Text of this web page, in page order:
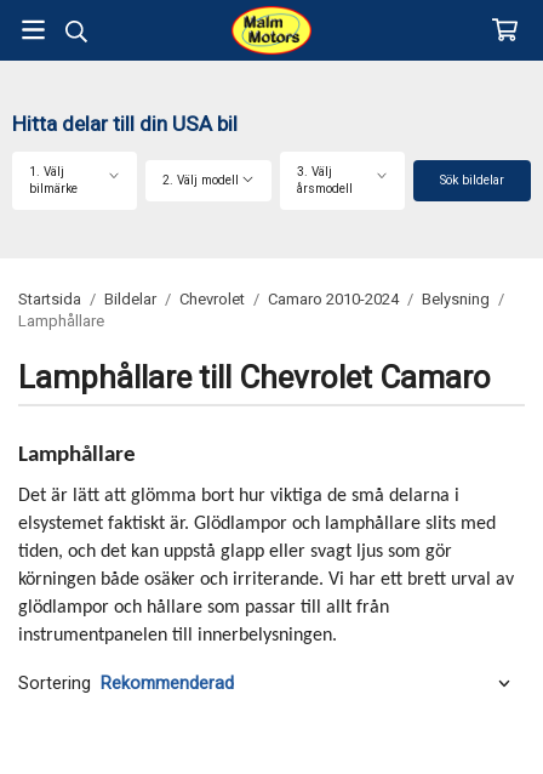
Hitta delar till din USA bil
1. Välj
bilmärke
2. Välj modell
3. Välj
årsmodell
Sök bildelar
Startsida / Bildelar / Chevrolet / Camaro 2010-2024 / Belysning /
Lamphållare
Lamphållare till Chevrolet Camaro
Lamphållare
Det är lätt att glömma bort hur viktiga de små delarna i
elsystemet faktiskt är. Glödlampor och lamphållare slits med
tiden, och det kan uppstå glapp eller svagt ljus som gör
körningen både osäker och irriterande. Vi har ett brett urval av
glödlampor och hållare som passar till allt från
instrumentpanelen till innerbelysningen.
Sortering